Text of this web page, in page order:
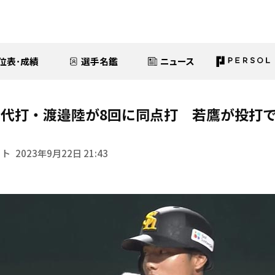
表･成績 選手名鑑 ニュース
打・渡邉陸が8回に同点打 若鷹が投打
2023年9月22日 21:43